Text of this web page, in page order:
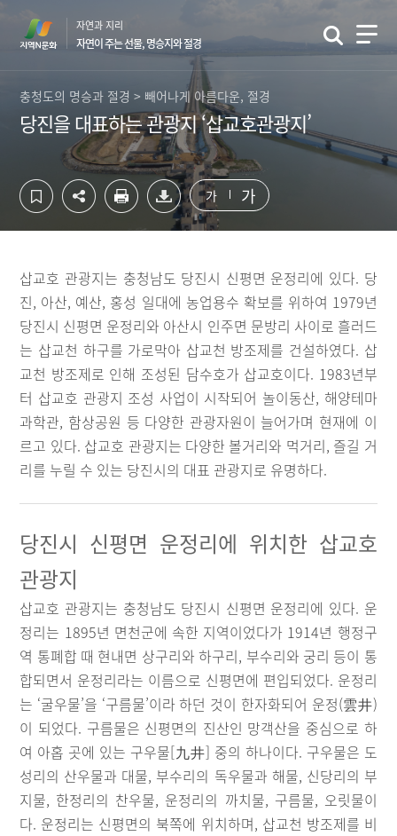
영역
자연과 지리
자연이 주는 선물, 명승지와 절경
충청도의 명승과 절경 > 빼어나게 아름다운, 절경
당진을 대표하는 관광지 ‘삽교호관광지’
가 가
삽교호 관광지는 충청남도 당진시 신평면 운정리에 있다. 당
진, 아산, 예산, 홍성 일대에 농업용수 확보를 위하여 1979년
당진시 신평면 운정리와 아산시 인주면 문방리 사이로 흘러드
는 삽교천 하구를 가로막아 삽교천 방조제를 건설하였다. 삽
교천 방조제로 인해 조성된 담수호가 삽교호이다. 1983년부
터 삽교호 관광지 조성 사업이 시작되어 놀이동산, 해양테마
과학관, 함상공원 등 다양한 관광자원이 늘어가며 현재에 이
르고 있다. 삽교호 관광지는 다양한 볼거리와 먹거리, 즐길 거
리를 누릴 수 있는 당진시의 대표 관광지로 유명하다.
당진시 신평면 운정리에 위치한 삽교호
관광지
삽교호 관광지는 충청남도 당진시 신평면 운정리에 있다. 운
정리는 1895년 면천군에 속한 지역이었다가 1914년 행정구
역 통폐합 때 현내면 상구리와 하구리, 부수리와 궁리 등이 통
합되면서 운정리라는 이름으로 신평면에 편입되었다. 운정리
는 ‘굴우물’을 ‘구름물’이라 하던 것이 한자화되어 운정(雲井)
이 되었다. 구름물은 신평면의 진산인 망객산을 중심으로 하
여 아홉 곳에 있는 구우물[九井] 중의 하나이다. 구우물은 도
성리의 산우물과 대물, 부수리의 독우물과 해물, 신당리의 부
지물, 한정리의 찬우물, 운정리의 까치물, 구름물, 오릿물이
다. 운정리는 신평면의 북쪽에 위치하며, 삽교천 방조제를 비